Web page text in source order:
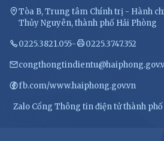
Tòa B, Trung tâm Chính trị - Hành
Thủy Nguyên, thành phố Hải Phòng
0225.3821.055- 0225.3747.352
fb.com/www.haiphong.gov.vn
Zalo Cổng Thông tin điện tử thành phố